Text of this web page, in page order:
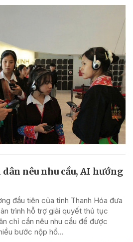
nêu nhu cầu, AI hướng
đầu tiên của tỉnh Thanh Hóa đưa
trình hỗ trợ giải quyết thủ tục
chỉ cần nêu nhu cầu để được
bước nộp hồ...